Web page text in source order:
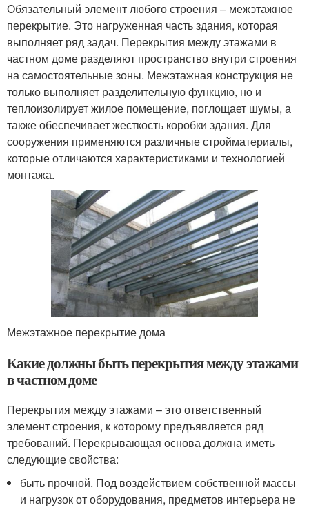
Обязательный элемент любого строения – межэтажное
перекрытие. Это нагруженная часть здания, которая
выполняет ряд задач. Перекрытия между этажами в
частном доме разделяют пространство внутри строения
на самостоятельные зоны. Межэтажная конструкция не
только выполняет разделительную функцию, но и
теплоизолирует жилое помещение, поглощает шумы, а
также обеспечивает жесткость коробки здания. Для
сооружения применяются различные стройматериалы,
которые отличаются характеристиками и технологией
монтажа.
Межэтажное перекрытие дома
Какие должны быть перекрытия между этажами
в частном доме
Перекрытия между этажами – это ответственный
элемент строения, к которому предъявляется ряд
требований. Перекрывающая основа должна иметь
следующие свойства:
быть прочной. Под воздействием собственной массы
и нагрузок от оборудования, предметов интерьера не